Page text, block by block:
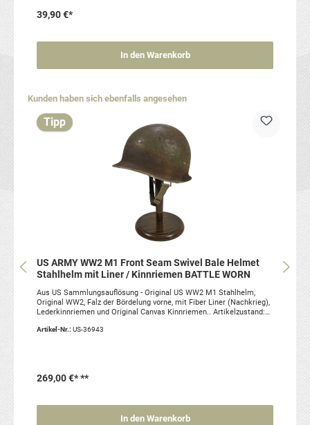
39,90 €*
In den Warenkorb
Produktgalerie überspringen
Kunden haben sich ebenfalls angesehen
Tipp
US ARMY WW2 M1 Front Seam Swivel Bale Helmet
Stahlhelm mit Liner / Kinnriemen BATTLE WORN
Aus US Sammlungsauflösung - Original US WW2 M1 Stahlhelm,
Original WW2, Falz der Bördelung vorne, mit Fiber Liner (Nachkrieg),
Lederkinnriemen und Original Canvas Kinnriemen.. Artikelzustand:
genau den abgebildeten Helm!
Artikel-Nr.: US-36943
269,00 €***
In den Warenkorb